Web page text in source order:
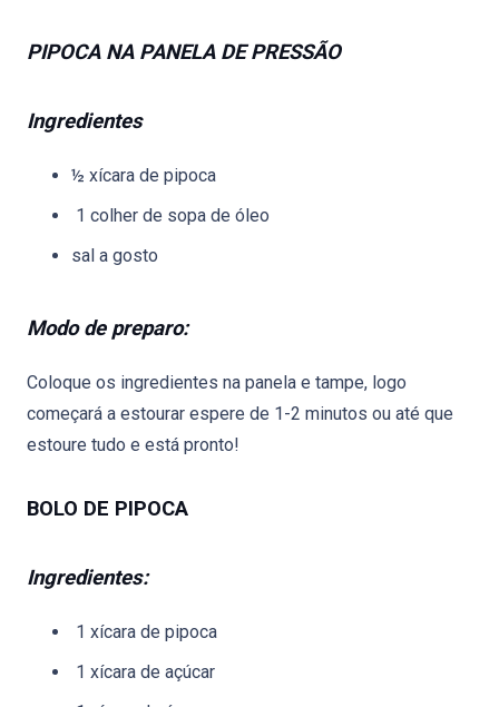
PIPOCA NA PANELA DE PRESSÃO
Ingredientes
½ xícara de pipoca
1 colher de sopa de óleo
sal a gosto
Modo de preparo:
Coloque os ingredientes na panela e tampe, logo
começará a estourar espere de 1-2 minutos ou até que
estoure tudo e está pronto!
BOLO DE PIPOCA
Ingredientes:
1 xícara de pipoca
1 xícara de açúcar